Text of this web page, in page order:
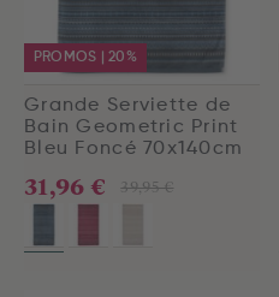
PROMOS | 20%
Grande Serviette de
Bain Geometric Print
Bleu Foncé 70x140cm
39,95 €
31,96 €